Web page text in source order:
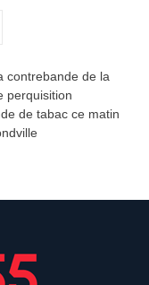
contrebande de la
perquisition
de tabac ce matin